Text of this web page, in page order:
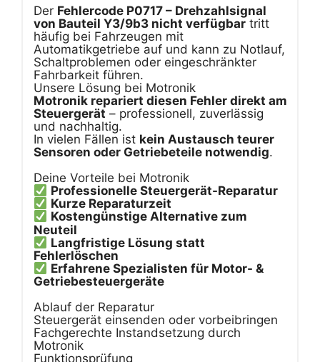
Der Fehlercode P0717 – Drehzahlsignal
von Bauteil Y3/9b3 nicht verfügbar tritt
häufig bei Fahrzeugen mit
Automatikgetriebe auf und kann zu Notlauf,
Schaltproblemen oder eingeschränkter
Fahrbarkeit führen.
Unsere Lösung bei Motronik
Motronik repariert diesen Fehler direkt am
Steuergerät – professionell, zuverlässig
und nachhaltig.
In vielen Fällen ist kein Austausch teurer
Sensoren oder Getriebeteile notwendig.
Deine Vorteile bei Motronik
Professionelle Steuergerät-Reparatur
Kurze Reparaturzeit
Kostengünstige Alternative zum
Neuteil
Langfristige Lösung statt
Fehlerlöschen
Erfahrene Spezialisten für Motor- &
Getriebesteuergeräte
Ablauf der Reparatur
Steuergerät einsenden oder vorbeibringen
Fachgerechte Instandsetzung durch
Motronik
Funktionsprüfung